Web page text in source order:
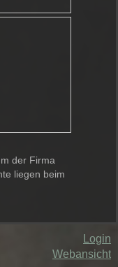
der Firma
liegen beim
Login
Webansicht